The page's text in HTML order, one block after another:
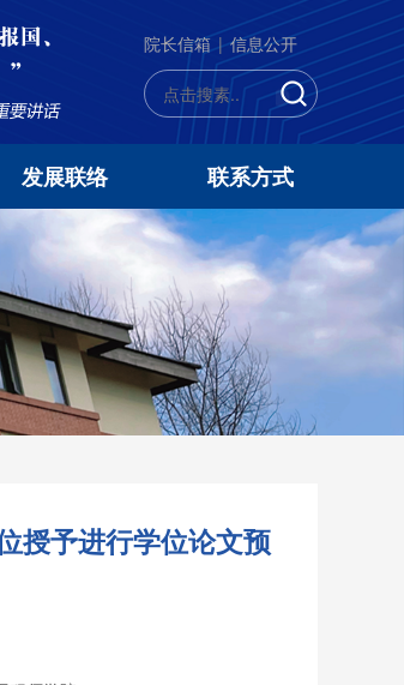
院长信箱|信息公开
发展联络 联系方式
授予进行学位论文预